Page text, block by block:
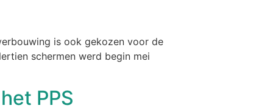
is ook gekozen voor de
schermen werd begin mei
PPS